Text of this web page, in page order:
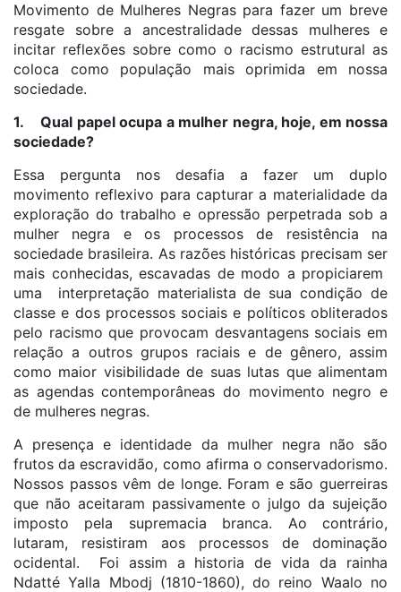
Movimento de Mulheres Negras para fazer um breve
resgate sobre a ancestralidade dessas mulheres e
incitar reflexões sobre como o racismo estrutural as
coloca como população mais oprimida em nossa
sociedade.
1. Qual papel ocupa a mulher negra, hoje, em nossa
sociedade?
Essa pergunta nos desafia a fazer um duplo
movimento reflexivo para capturar a materialidade da
exploração do trabalho e opressão perpetrada sob a
mulher negra e os processos de resistência na
sociedade brasileira. As razões históricas precisam ser
mais conhecidas, escavadas de modo a propiciarem
uma interpretação materialista de sua condição de
classe e dos processos sociais e políticos obliterados
pelo racismo que provocam desvantagens sociais em
relação a outros grupos raciais e de gênero, assim
como maior visibilidade de suas lutas que alimentam
as agendas contemporâneas do movimento negro e
de mulheres negras.
A presença e identidade da mulher negra não são
frutos da escravidão, como afirma o conservadorismo.
Nossos passos vêm de longe. Foram e são guerreiras
que não aceitaram passivamente o julgo da sujeição
imposto pela supremacia branca. Ao contrário,
lutaram, resistiram aos processos de dominação
ocidental. Foi assim a historia de vida da rainha
Ndatté Yalla Mbodj (1810-1860), do reino Waalo no